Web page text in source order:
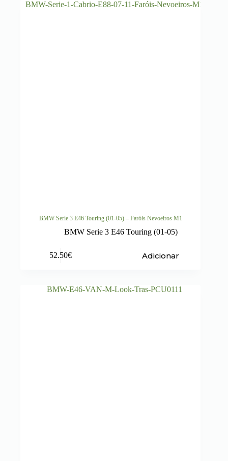
BMW Serie 3 E46 Touring (01-05) – Faróis Nevoeiros M1
BMW Serie 3 E46 Touring (01-05)
52.50€ Adicionar